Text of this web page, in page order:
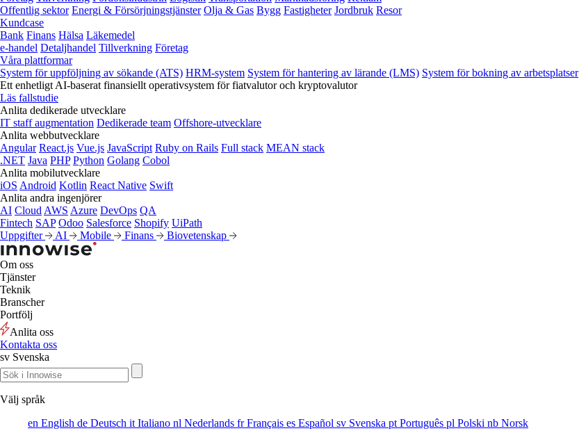
Offentlig sektor Energi & Försörjningstjänster Olja & Gas Bygg Fastigheter Jordbruk Resor
Kundcase
Bank Finans Hälsa Läkemedel
e‑handel Detaljhandel Tillverkning Företag
Våra plattformar
System för uppföljning av sökande (ATS) HRM-system System för hantering av lärande (LMS) System för bokning av arbetsplatser
Ett enhetligt AI-baserat finansiellt operativsystem för fiatvalutor och kryptovalutor
Läs fallstudie
Anlita dedikerade utvecklare
IT staff augmentation Dedikerade team Offshore-utvecklare
Anlita webbutvecklare
Angular React.js Vue.js JavaScript Ruby on Rails Full stack MEAN stack
.NET Java PHP Python Golang Cobol
Anlita mobilutvecklare
iOS Android Kotlin React Native Swift
Anlita andra ingenjörer
AI Cloud AWS Azure DevOps QA
Fintech SAP Odoo Salesforce Shopify UiPath
Uppgifter
AI Mobile Finans Biovetenskap
Om oss
Tjänster
Teknik
Branscher
Portfölj
Anlita oss
Kontakta oss
sv Svenska
Välj språk
en English de Deutsch it Italiano nl Nederlands frFrançais es Español sv Svenska pt Português pl Polski nb Norsk